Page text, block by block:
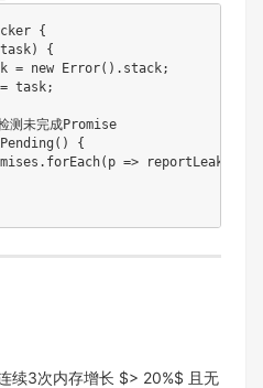
{
{
= new Error().stack;
task;
测未完成Promise
{
=>
续3次内存增长 $> 20%$ 且无